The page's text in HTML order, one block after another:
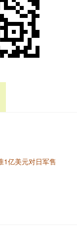
1亿美元对日军售